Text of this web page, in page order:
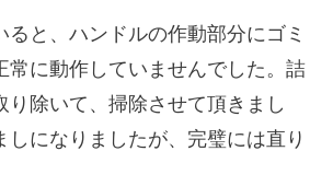
ると、ハンドルの作動部分にゴミ
常に動作していませんでした。詰
り除いて、掃除させて頂きまし
しになりましたが、完璧には直り